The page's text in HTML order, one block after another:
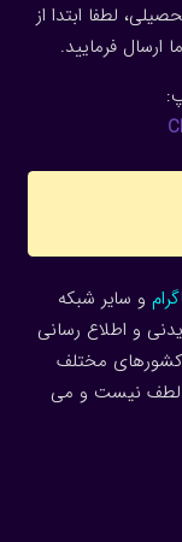
لطفا ابتدا از
فرمایید.
و سایر شبکه
و اطلاع رسانی
کشورهای مختلف
لطف نیست و می